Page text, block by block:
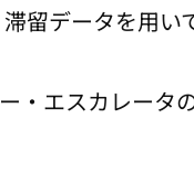
留データを用
・エスカレー